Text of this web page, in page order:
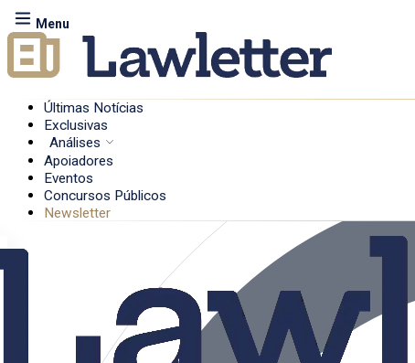
Menu
Últimas Notícias
Exclusivas
Análises
Apoiadores
Eventos
Concursos Públicos
Newsletter